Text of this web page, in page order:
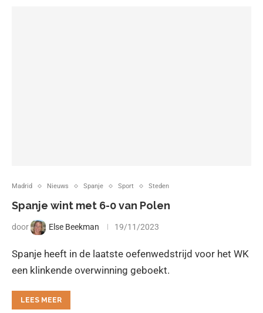
Madrid Nieuws Spanje Sport Steden
Spanje wint met 6-0 van Polen
door Else Beekman 19/11/2023
Spanje heeft in de laatste oefenwedstrijd voor het WK
een klinkende overwinning geboekt.
LEES MEER